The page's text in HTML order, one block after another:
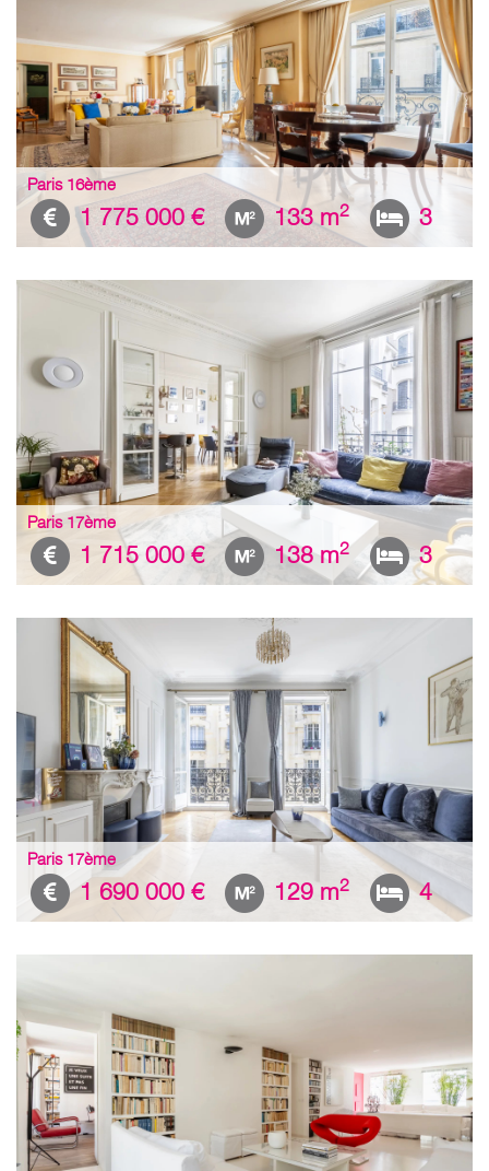
Paris 16ème
1 775 000 € 133 m2 3
Paris 17ème
1 715 000 € 138 m2 3
Paris 17ème
1 690 000 € 129 m2 4